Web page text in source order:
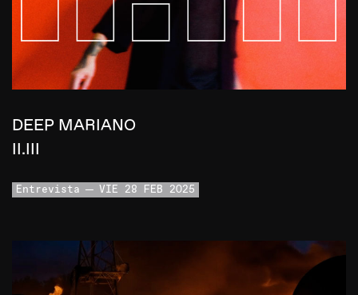
DEEP MARIANO
II.III
Entrevista VIE 28 FEB 2025